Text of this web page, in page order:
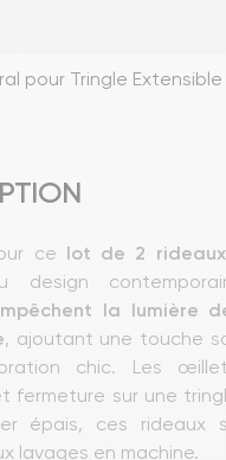
pour Tringle
ce lot de 2
design
la lumière
, ajoutant une touche
chic. Les
fermeture sur une
épais, ces rideaux
lavages en machine.